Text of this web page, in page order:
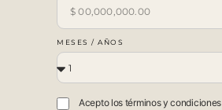
MESES / AÑOS
Acepto los términos y condiciones